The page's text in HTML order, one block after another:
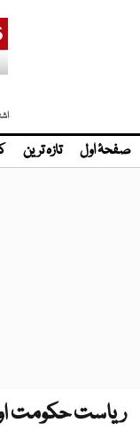
صفحۂ اول تازہ ترین
ریاست حکومت